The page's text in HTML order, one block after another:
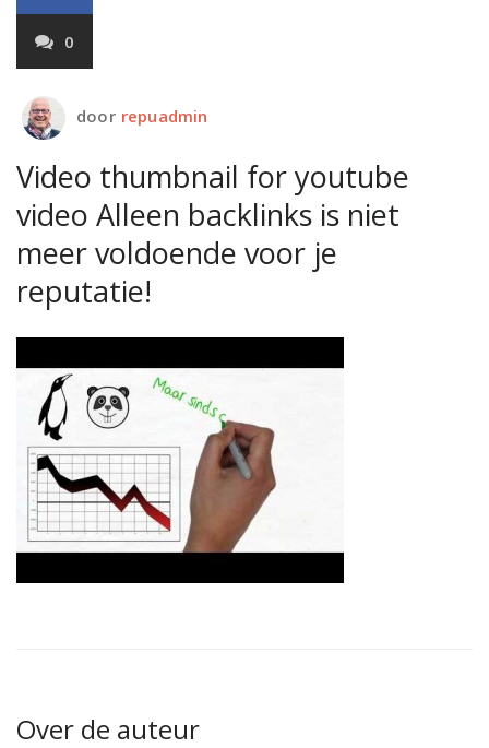
0
door repuadmin
Video thumbnail for youtube
video Alleen backlinks is niet
meer voldoende voor je
reputatie!
Over de auteur